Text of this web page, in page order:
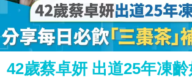
42歲蔡卓妍 出道25年凍齡